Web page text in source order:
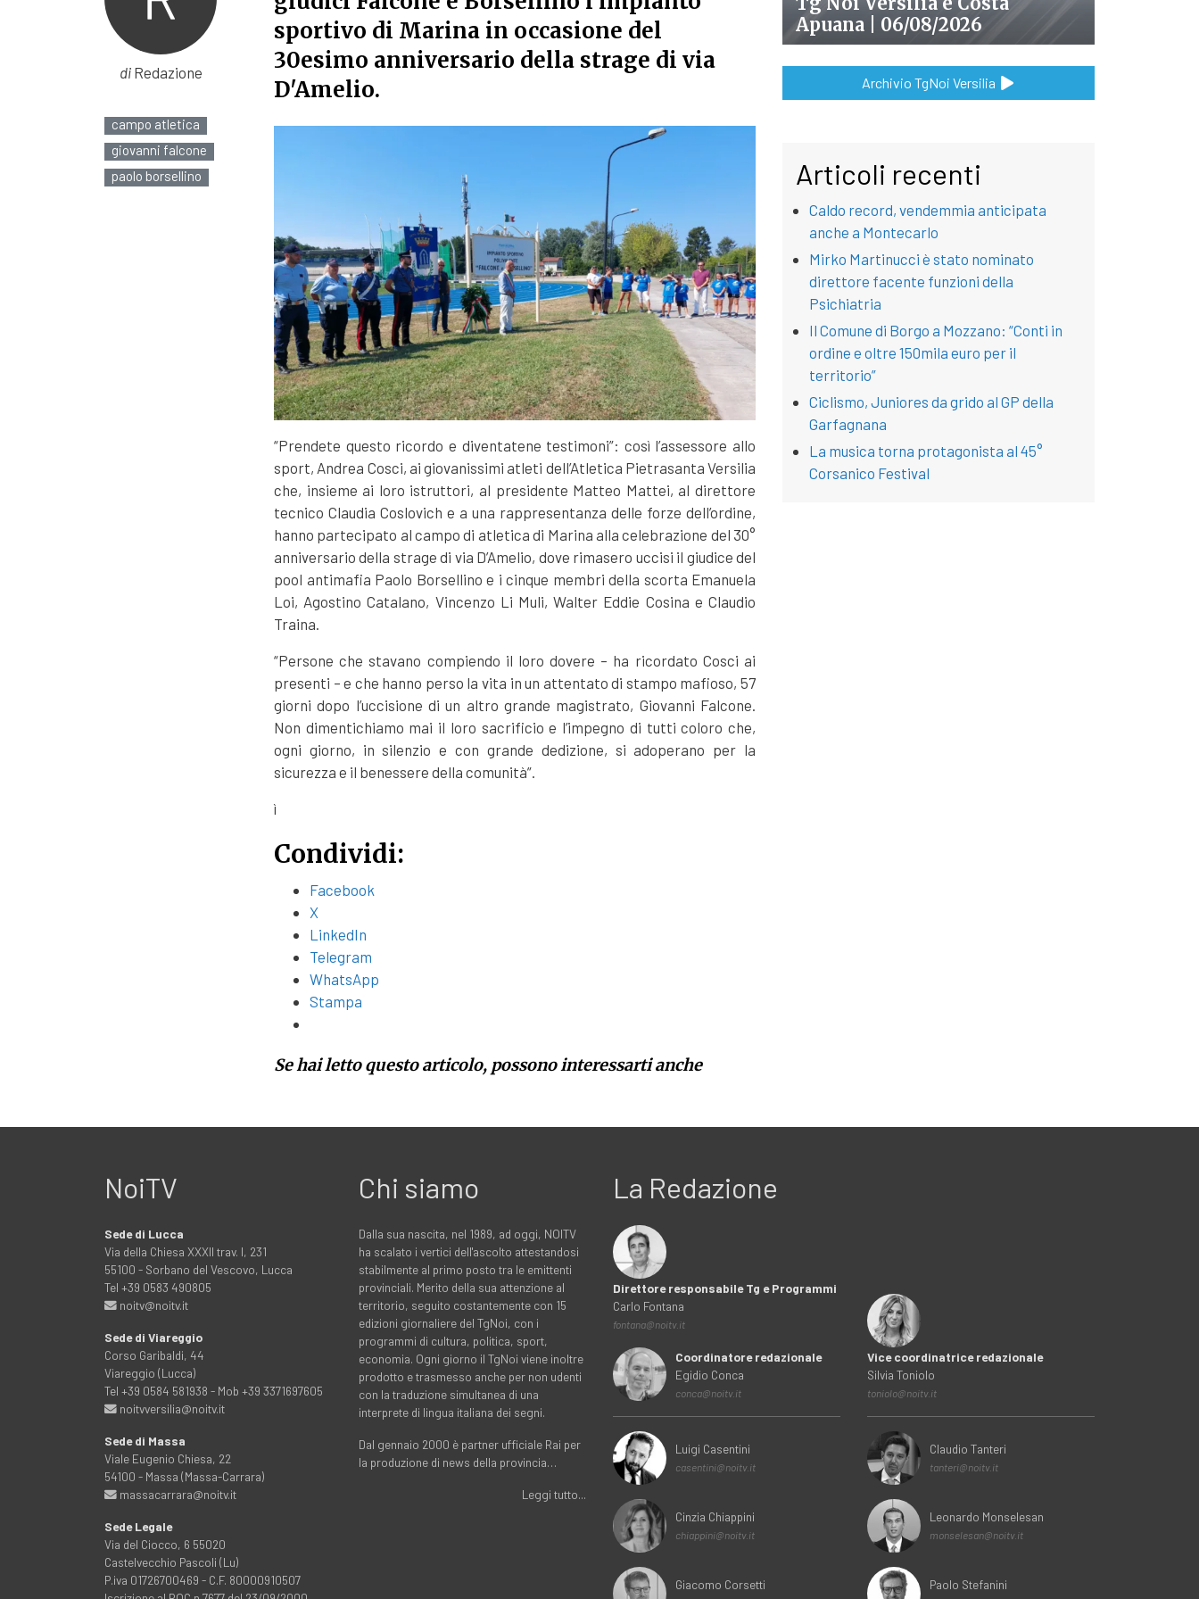
diRedazione
campo atletica
giovanni falcone
paolo borsellino
sportivo di Marina in occasione del
30esimo anniversario della strage di via
D'Amelio.
“Prendete questo ricordo e diventatene testimoni”: così l’assessore allo
sport, Andrea Cosci, ai giovanissimi atleti dell’Atletica Pietrasanta Versilia
che, insieme ai loro istruttori, al presidente Matteo Mattei, al direttore
tecnico Claudia Coslovich e a una rappresentanza delle forze dell’ordine,
hanno partecipato al campo di atletica di Marina alla celebrazione del 30°
anniversario della strage di via D’Amelio, dove rimasero uccisi il giudice del
pool antimafia Paolo Borsellino e i cinque membri della scorta Emanuela
Loi, Agostino Catalano, Vincenzo Li Muli, Walter Eddie Cosina e Claudio
Traina.
“Persone che stavano compiendo il loro dovere – ha ricordato Cosci ai
presenti – e che hanno perso la vita in un attentato di stampo mafioso, 57
giorni dopo l’uccisione di un altro grande magistrato, Giovanni Falcone.
Non dimentichiamo mai il loro sacrificio e l’impegno di tutti coloro che,
ogni giorno, in silenzio e con grande dedizione, si adoperano per la
sicurezza e il benessere della comunità”.
ì
Condividi:
Facebook
X
LinkedIn
Telegram
WhatsApp
Stampa
Se hai letto questo articolo, possono interessarti anche
Apuana | 06/08/2026
Archivio TgNoi Versilia
Articoli recenti
Caldo record, vendemmia anticipata
anche a Montecarlo
Mirko Martinucci è stato nominato
direttore facente funzioni della
Psichiatria
Il Comune di Borgo a Mozzano: “Conti in
ordine e oltre 150mila euro per il
territorio”
Ciclismo, Juniores da grido al GP della
Garfagnana
La musica torna protagonista al 45°
Corsanico Festival
NoiTV
Sede di Lucca
Via della Chiesa XXXII trav. I, 231
55100 - Sorbano del Vescovo, Lucca
Tel +39 0583 490805
noitv@noitv.it
Sede di Viareggio
Corso Garibaldi, 44
Viareggio (Lucca)
Tel +39 0584 581938 - Mob +39 3371697605
noitvversilia@noitv.it
Sede di Massa
Viale Eugenio Chiesa, 22
54100 - Massa (Massa-Carrara)
massacarrara@noitv.it
Sede Legale
Via del Ciocco, 6 55020
Castelvecchio Pascoli (Lu)
P.iva 01726700469 - C.F. 80000910507
Chi siamo
Dalla sua nascita, nel 1989, ad oggi, NOITV
ha scalato i vertici dell'ascolto attestandosi
stabilmente al primo posto tra le emittenti
provinciali. Merito della sua attenzione al
territorio, seguito costantemente con 15
edizioni giornaliere del TgNoi, con i
programmi di cultura, politica, sport,
economia. Ogni giorno il TgNoi viene inoltre
prodotto e trasmesso anche per non udenti
con la traduzione simultanea di una
interprete di lingua italiana dei segni.
Dal gennaio 2000 è partner ufficiale Rai per
la produzione di news della provincia…
Leggi tutto...
La Redazione
Direttore responsabile Tg e Programmi
Carlo Fontana
fontana@noitv.it
Coordinatore redazionale
Egidio Conca
conca@noitv.it
Luigi Casentini
casentini@noitv.it
Cinzia Chiappini
chiappini@noitv.it
Giacomo Corsetti
Vice coordinatrice redazionale
Silvia Toniolo
toniolo@noitv.it
Claudio Tanteri
tanteri@noitv.it
Leonardo Monselesan
monselesan@noitv.it
Paolo Stefanini